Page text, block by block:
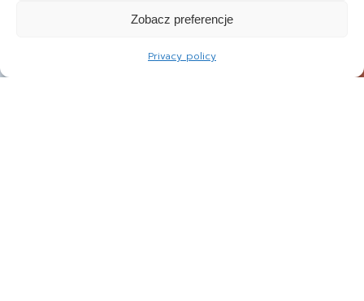
Zobacz preferencje
Privacy policy